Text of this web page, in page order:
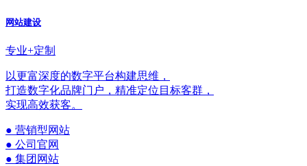
网站建设
专业+定制
以更富深度的数字平台构建思维，
打造数字化品牌门户，精准定位目标客群，
实现高效获客。
● 营销型网站
● 公司官网
● 集团网站